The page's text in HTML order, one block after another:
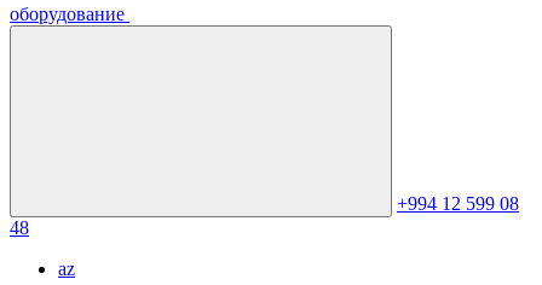
оборудование
+994 12 599 08
48
az